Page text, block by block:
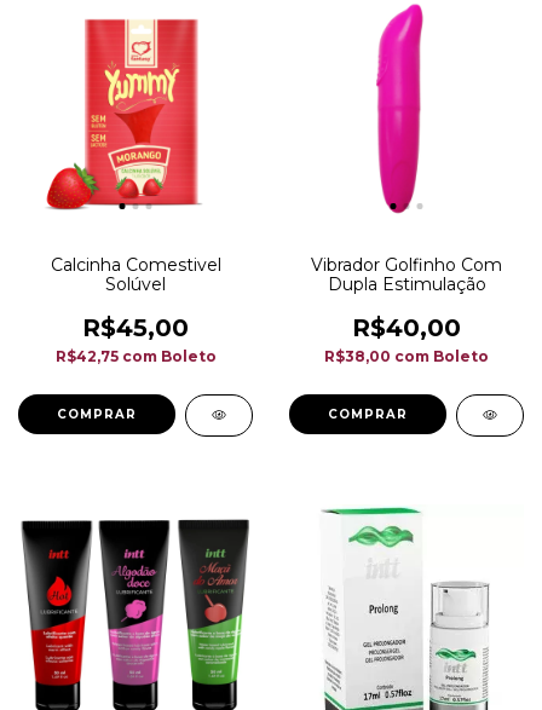
Calcinha Comestivel
Solúvel
R$45,00
R$42,75 com Boleto
COMPRAR
Vibrador Golfinho Com
Dupla Estimulação
R$40,00
R$38,00 com Boleto
COMPRAR